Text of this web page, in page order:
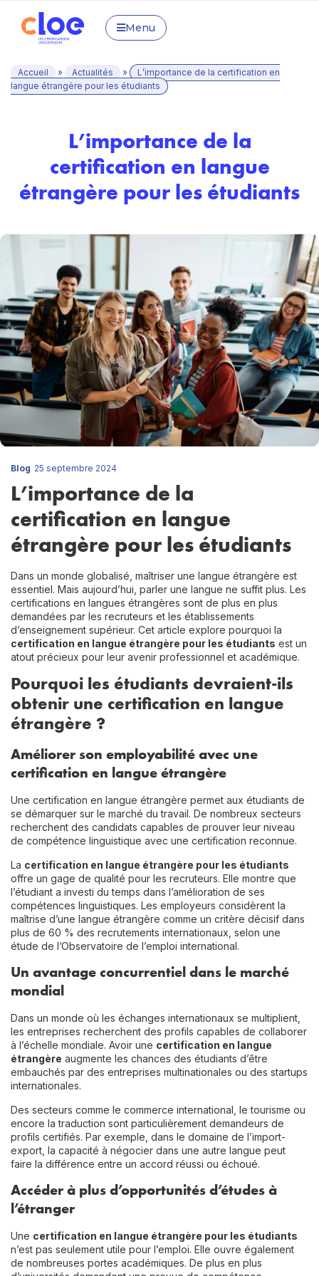
Menu
Accueil » Actualités »
L’importance de la certification en
langue étrangère pour les étudiants
L’importance de la
certification en langue
étrangère pour les étudiants
Blog 25 septembre 2024
L’importance de la
certification en langue
étrangère pour les étudiants
Dans un monde globalisé, maîtriser une langue étrangère est
essentiel. Mais aujourd’hui, parler une langue ne suffit plus. Les
certifications en langues étrangères sont de plus en plus
demandées par les recruteurs et les établissements
d’enseignement supérieur. Cet article explore pourquoi la
certification en langue étrangère pour les étudiants est un
atout précieux pour leur avenir professionnel et académique.
Pourquoi les étudiants devraient-ils
obtenir une certification en langue
étrangère ?
Améliorer son employabilité avec une
certification en langue étrangère
Une certification en langue étrangère permet aux étudiants de
se démarquer sur le marché du travail. De nombreux secteurs
recherchent des candidats capables de prouver leur niveau
de compétence linguistique avec une certification reconnue.
La certification en langue étrangère pour les étudiants
offre un gage de qualité pour les recruteurs. Elle montre que
l’étudiant a investi du temps dans l’amélioration de ses
compétences linguistiques. Les employeurs considèrent la
maîtrise d’une langue étrangère comme un critère décisif dans
plus de 60 % des recrutements internationaux, selon une
étude de l’Observatoire de l’emploi international.
Un avantage concurrentiel dans le marché
mondial
Dans un monde où les échanges internationaux se multiplient,
les entreprises recherchent des profils capables de collaborer
à l’échelle mondiale. Avoir une certification en langue
étrangère augmente les chances des étudiants d’être
embauchés par des entreprises multinationales ou des startups
internationales.
Des secteurs comme le commerce international, le tourisme ou
encore la traduction sont particulièrement demandeurs de
profils certifiés. Par exemple, dans le domaine de l’import-
export, la capacité à négocier dans une autre langue peut
faire la différence entre un accord réussi ou échoué.
Accéder à plus d’opportunités d’études à
l’étranger
Une certification en langue étrangère pour les étudiants
n’est pas seulement utile pour l’emploi. Elle ouvre également
de nombreuses portes académiques. De plus en plus